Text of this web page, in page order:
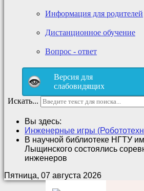
Информация для родителей
Дистанционное обучение
Вопрос - ответ
Версия для
слабовидящих
Искать...
Вы здесь:
Инженерные игры
В научной библиотеке НГТУ
Лыщинского состоялись
инженеров
Пятница, 07 августа 2026